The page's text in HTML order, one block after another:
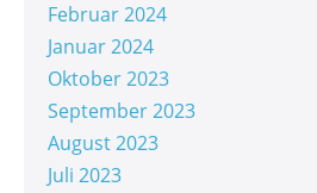
Februar 2024
Januar 2024
Oktober 2023
September 2023
August 2023
Juli 2023